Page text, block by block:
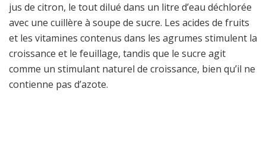
jus de citron, le tout dilué dans un litre d’eau déchlorée
avec une cuillère à soupe de sucre. Les acides de fruits
et les vitamines contenus dans les agrumes stimulent la
croissance et le feuillage, tandis que le sucre agit
comme un stimulant naturel de croissance, bien qu’il ne
contienne pas d’azote.